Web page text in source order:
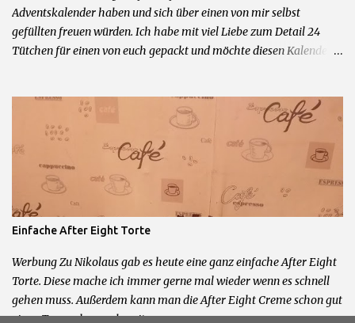
Adventskalender haben und sich über einen von mir selbst
gefüllten freuen würden. Ich habe mit viel Liebe zum Detail 24
Tütchen für einen von euch gepackt und möchte diesen Kalender
Ihr mir ein Kommentar und eine Kontaktmöglichkeit hinterlasst.
Ausgelost wird passend zu meinem 2. Bloggeburtstag am
24.11.2015 um 20 Uhr. Damit der Kalender auch noch passend zum
01.12. bei euch ist, hat der Gewinner nur 24 Stunden Zeit sich zu
melden bevor ich neu auslose. Teilnahme nur mit deutscher
Postanschrift. Kein Ersatz bei Verlust durch den Postweg.
Teilnahme ab 16 Jahren. Kein Rechtsweg und keine Barauszahlung
Einfache After Eight Torte
Werbung Zu Nikolaus gab es heute eine ganz einfache After Eight
Torte. Diese mache ich immer gerne mal wieder wenn es schnell
gehen muss. Außerdem kann man die After Eight Creme schon gut
einen Tag vorher vorbereiten.